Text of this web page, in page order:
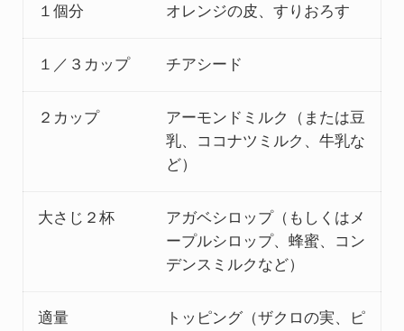
１個分 オレンジの皮、すりおろす
１／３カップ チアシード
２カップ
アーモンドミルク（または豆
乳、ココナツミルク、牛乳な
ど）
大さじ２杯
アガベシロップ（もしくはメ
ープルシロップ、蜂蜜、コン
デンスミルクなど）
適量
トッピング（ザクロの実、ピ